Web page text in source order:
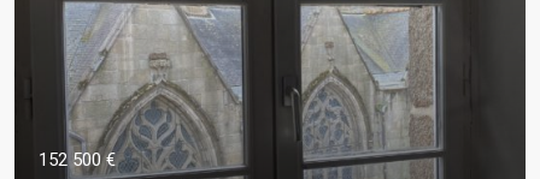
152 500 €